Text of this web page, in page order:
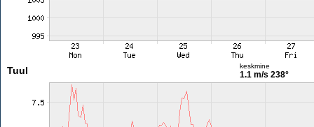
Tuul keskmine
1.1 m/s 238°